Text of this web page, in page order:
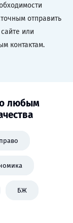
отправить
или
контактам.
любым
БЖ